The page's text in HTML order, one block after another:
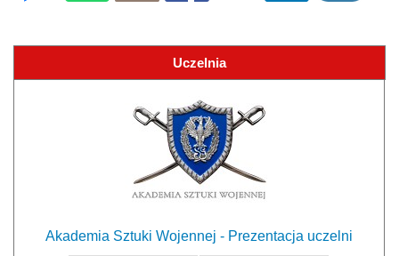
Uczelnia
Akademia Sztuki Wojennej - Prezentacja uczelni